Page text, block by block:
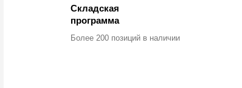
Складская
программа
Более 200 позицийв наличии